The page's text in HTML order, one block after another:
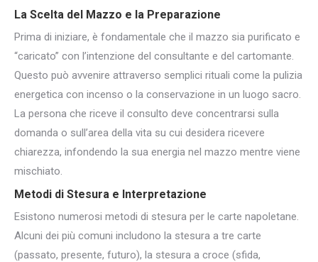
La Scelta del Mazzo e la Preparazione
Prima di iniziare, è fondamentale che il mazzo sia purificato e
“caricato” con l’intenzione del consultante e del cartomante.
Questo può avvenire attraverso semplici rituali come la pulizia
energetica con incenso o la conservazione in un luogo sacro.
La persona che riceve il consulto deve concentrarsi sulla
domanda o sull’area della vita su cui desidera ricevere
chiarezza, infondendo la sua energia nel mazzo mentre viene
mischiato.
Metodi di Stesura e Interpretazione
Esistono numerosi metodi di stesura per le carte napoletane.
Alcuni dei più comuni includono la stesura a tre carte
(passato, presente, futuro), la stesura a croce (sfida,